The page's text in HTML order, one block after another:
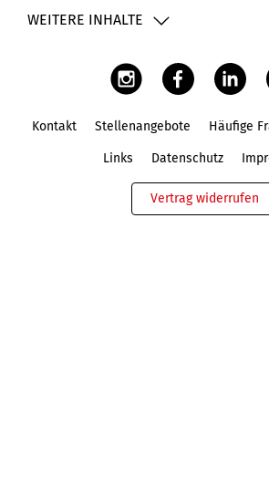
WEITERE INHALTE
Kontakt Stellenangebote Häufige
Links Datenschutz
Vertrag widerrufen